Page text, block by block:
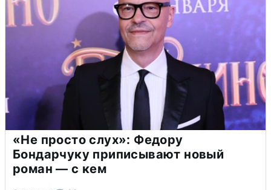
«Не просто слух»: Федору
Бондарчуку приписывают новый
роман — с кем